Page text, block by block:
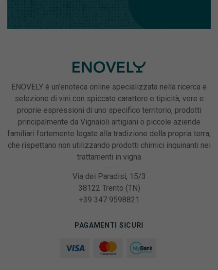
ENOVELY è un’enoteca online specializzata nella ricerca e
selezione di vini con spiccato carattere e tipicità, vere e
proprie espressioni di uno specifico territorio, prodotti
principalmente da Vignaioli artigiani o piccole aziende
familiari fortemente legate alla tradizione della propria terra,
che rispettano non utilizzando prodotti chimici inquinanti nei
trattamenti in vigna
Via dei Paradisi, 15/3
38122 Trento (TN)
+39 347 9598821
PAGAMENTI SICURI